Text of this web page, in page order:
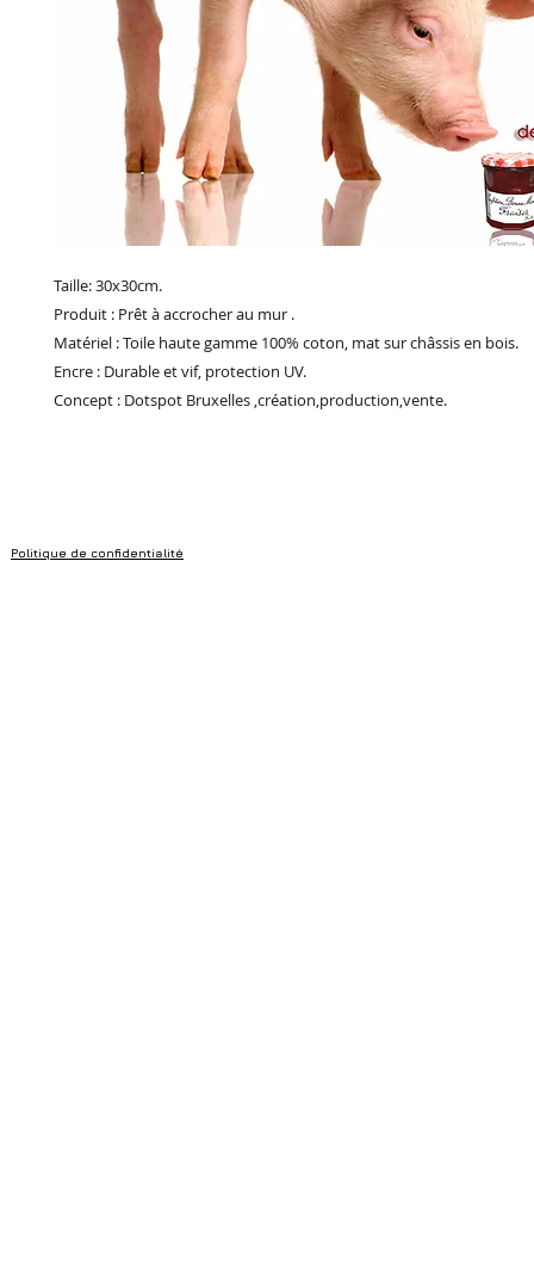
Taille: 30x30cm.
Produit : Prêt à accrocher au mur .
Matériel : Toile haute gamme 100% coton, mat sur châssis en bois.
Encre : Durable et vif, protection UV.
Concept : Dotspot Bruxelles ,création,production,vente.
Politique de confidentialité